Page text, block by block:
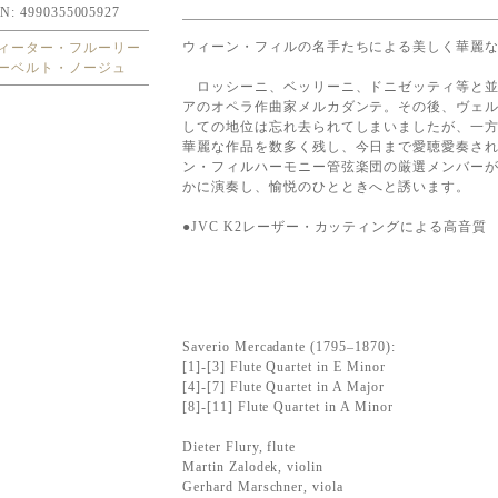
4990355005927
ーター・フルーリー
ベルト・ノージュ
ウィーン・フィルの名手たちによる美しく華麗
ロッシーニ、ベッリーニ、ドニゼッティ等と
アのオペラ作曲家メルカダンテ。その後、ヴェ
しての地位は忘れ去られてしまいましたが、一
華麗な作品を数多く残し、今日まで愛聴愛奏さ
ン・フィルハーモニー管弦楽団の厳選メンバー
かに演奏し、愉悦のひとときへと誘います。
●JVC K2レーザー・カッティングによる高音質
Saverio Mercadante (1795–1870):
[1]-[3] Flute Quartet in E Minor
[4]-[7] Flute Quartet in A Major
[8]-[11] Flute Quartet in A Minor
Dieter Flury, flute
Martin Zalodek, violin
Gerhard Marschner, viola